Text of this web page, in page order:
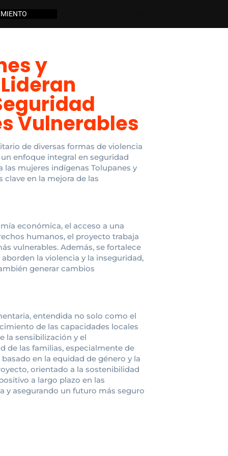
y
Vulnerables
de diversas formas de violencia
enfoque integral en seguridad
mujeres indígenas Tolupanes y
en la mejora de las
económica, el acceso a una
humanos, el proyecto trabaja
vulnerables. Además, se fortalece
la violencia y la inseguridad,
generar cambios
entendida no solo como el
de las capacidades locales
la sensibilización y el
de las familias, especialmente de
en la equidad de género y la
orientado a la sostenibilidad
a largo plazo en las
y asegurando un futuro más seguro